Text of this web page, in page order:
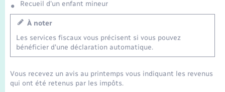
Recueil d'un enfant mineur
À noter
Les services fiscaux vous précisent si vous pouvez
bénéficier d'une déclaration automatique.
Vous recevez un avis au printemps vous indiquant les revenus
qui ont été retenus par les impôts.